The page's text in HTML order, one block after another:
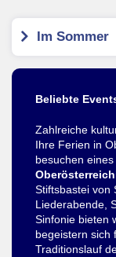
Im Sommer
Beliebte
Zahlreiche
Ihre Ferien in
besuchen
Stiftsbastei von
Liederabende,
Sinfonie bieten
begeistern sich
Traditionslauf